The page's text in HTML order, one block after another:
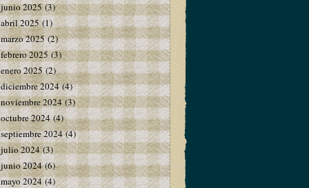
junio 2025(3)
abril 2025(1)
marzo 2025(2)
febrero 2025(3)
enero 2025(2)
diciembre 2024(4)
noviembre 2024(3)
octubre 2024(4)
septiembre 2024(4)
julio 2024(3)
junio 2024(6)
mayo 2024(4)